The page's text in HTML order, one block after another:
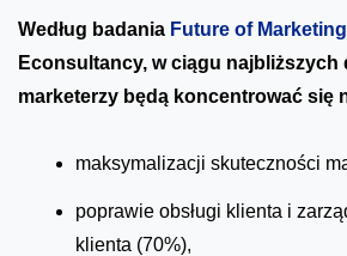
Według badania Future of Marketing
Econsultancy, w ciągu najbliższych
marketerzy będą koncentrować się
maksymalizacji skuteczności
poprawie obsługi klienta i
klienta (70%),